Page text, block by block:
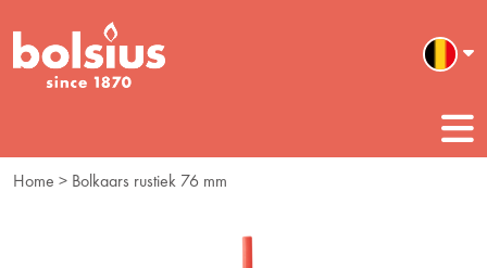
Home > Bolkaars rustiek 76 mm